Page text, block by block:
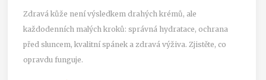
Zdravá kůže není výsledkem drahých krémů, ale
každodenních malých kroků: správná hydratace, ochrana
před sluncem, kvalitní spánek a zdravá výživa. Zjistěte, co
opravdu funguje.